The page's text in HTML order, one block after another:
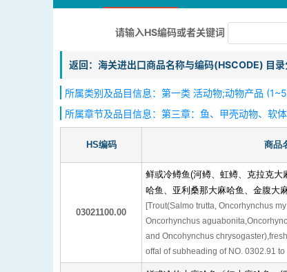
请输入HS编码或者关键词
返回：海关进出口商品名称与编码(HSCODE) 目录
所属类别及品目信息：第一类 活动物;动物产品
所属章节及品目信息：第三章：鱼、甲壳动物、软
HS编码 商品
03021100.00
鲜或冷鳟鱼(河鳟、虹鳟、克拉克
哈鱼、亚利桑那大麻哈鱼、金腹大
[Trout(Salmo trutta, Oncorhynchus
Oncorhynchus
and Oncohynchus
offal of subheading of NO. 0302.91 to